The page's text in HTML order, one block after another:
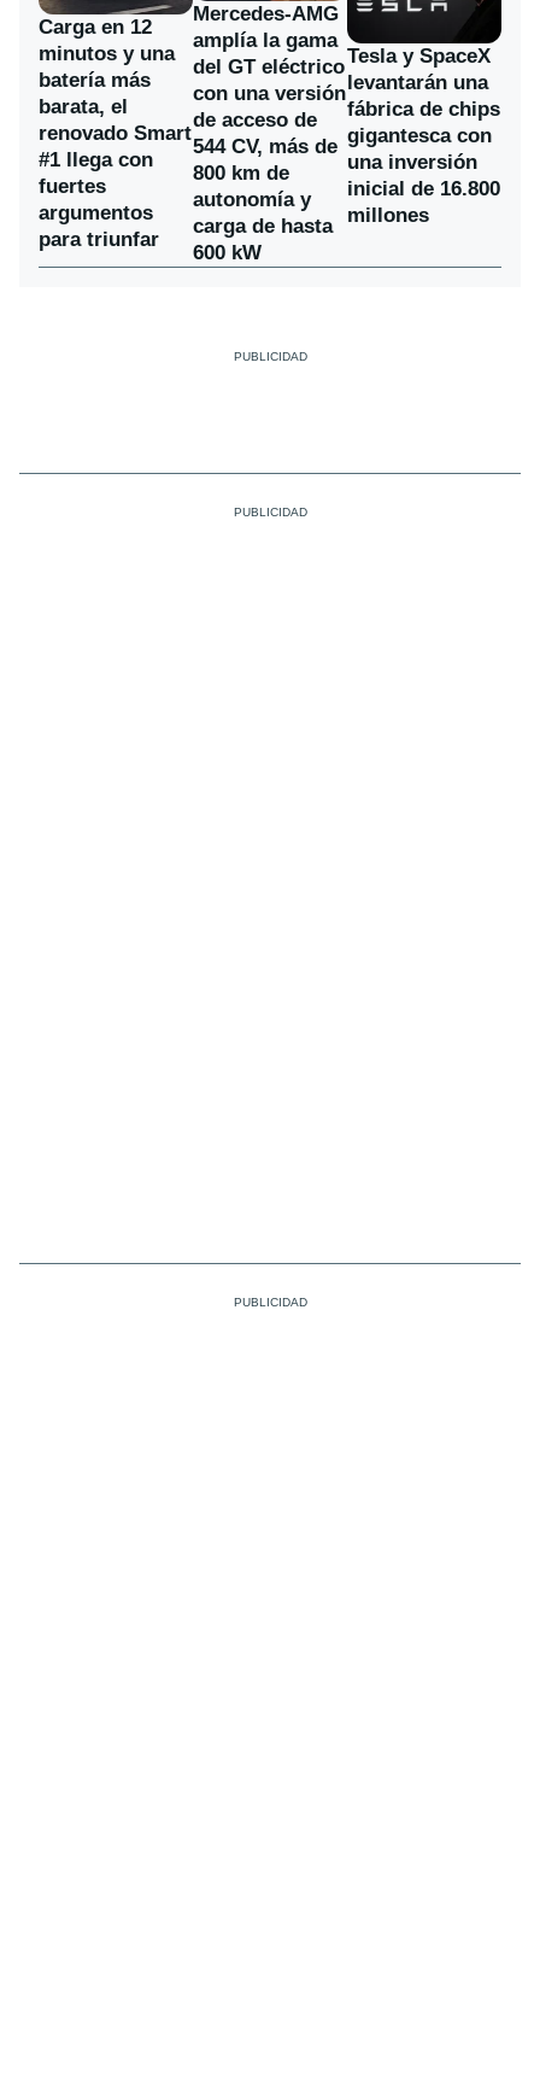
Carga en 12
minutos y una
batería más
barata, el
renovado Smart
#1 llega con
fuertes
argumentos
para triunfar
Mercedes-AMG
amplía la gama
del GT eléctrico
con una versión
de acceso de
544 CV, más de
800 km de
autonomía y
carga de hasta
600 kW
Tesla y SpaceX
levantarán una
fábrica de chips
gigantesca con
una inversión
inicial de 16.800
millones